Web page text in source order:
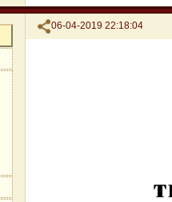
Поделиться
06-04-2019 22:18:04